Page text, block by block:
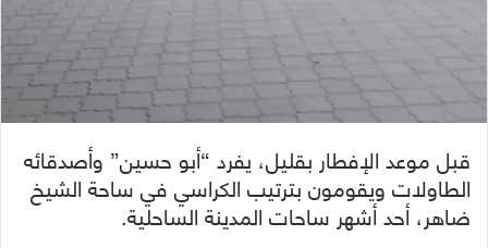
قبل موعد الإفطار بقليل، يفرد “أبو حسين” وأصدقائه
الطاولات ويقومون بترتيب الكراسي في ساحة الشيخ
ضاهر، أحد أشهر ساحات المدينة الساحلية.